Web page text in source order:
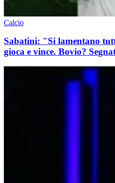
Calcio
Sabatini: "Si lamentano
gioca e vince. Bovio?